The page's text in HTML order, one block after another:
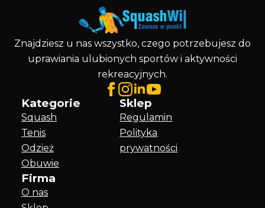
Znajdziesz u nas wszystko, czego potrzebujesz do
uprawiania ulubionych sportów i aktywności
rekreacyjnych.
Kategorie
Squash
Tenis
Odzież
Obuwie
Sklep
Regulamin
Polityka
prywatności
Firma
O nas